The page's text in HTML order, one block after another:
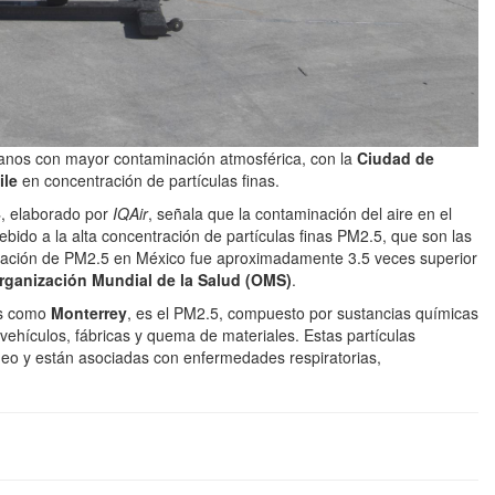
con mayor contaminación atmosférica, con la Ciudad de
en concentración de partículas finas.
, elaborado por IQAir, señala que la contaminación del aire en el
a la alta concentración de partículas finas PM2.5, que son las
de PM2.5 en México fue aproximadamente 3.5 veces superior
Mundial de la Salud (OMS).
como Monterrey, es el PM2.5, compuesto por sustancias químicas
fábricas y quema de materiales. Estas partículas
y están asociadas con enfermedades respiratorias,